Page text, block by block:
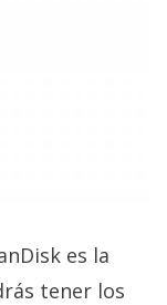
es la
tener los